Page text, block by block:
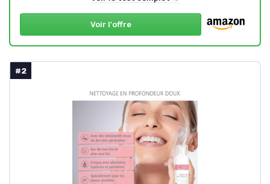
Voir l'offre
#2